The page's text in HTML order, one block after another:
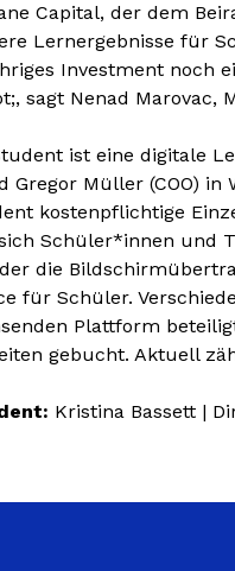
Capital, der dem
Lernergebnisse für
Investment noch
sagt Nenad Marovac,
ist eine digitale
Gregor Müller (COO)
kostenpflichtige
Schüler*innen und
die
für Schüler.
Plattform
gebucht. Aktuell
Kristina Bassett |